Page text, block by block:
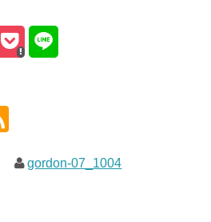
gordon-07_1004